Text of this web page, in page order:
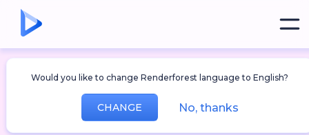
Would you like to change Renderforest language to English?
CHANGE No, thanks
オンボーディング、研
修、社内コミュニケー